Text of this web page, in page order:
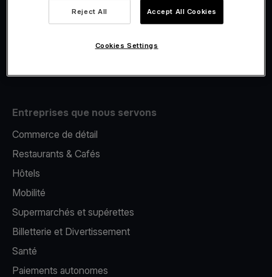
E-Reporting
Entreprises que nous servons
Commerce de détail
Restaurants & Cafés
Hôtels
Mobilité
Supermarchés et supérettes
Billetterie et Divertissement
Santé
Paiements autonomes
Reject All Accept All Cookies
Cookies Settings